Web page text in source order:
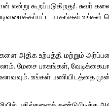
கூறப்படுகிறது!. சுவர்
பாகங்கள் உங்கள்
அதிக உற்பத்தி மற்றும்
மேசை பாகங்கள்,
உங்கள் பணியிடத்தை